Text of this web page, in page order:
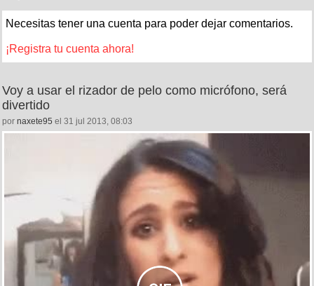
Necesitas tener una cuenta para poder dejar comentarios.
¡Registra tu cuenta ahora!
Voy a usar el rizador de pelo como micrófono, será
divertido
por naxete95 el 31 jul 2013, 08:03